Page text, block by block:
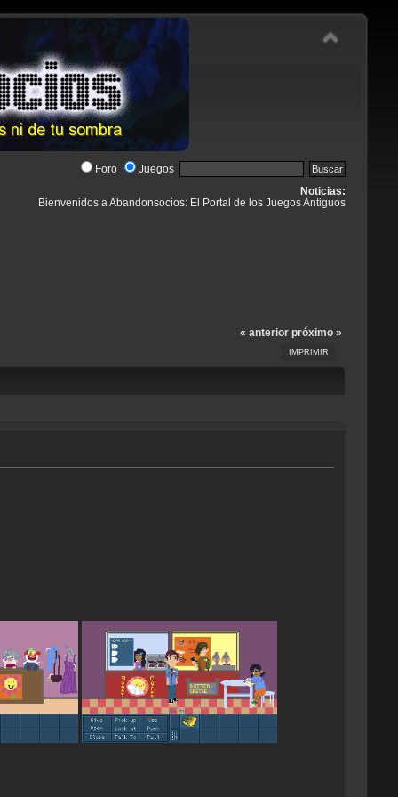
Foro Juegos
Noticias:
Bienvenidos a Abandonsocios: El Portal de los Juegos Antiguos
« anterior próximo »
IMPRIMIR